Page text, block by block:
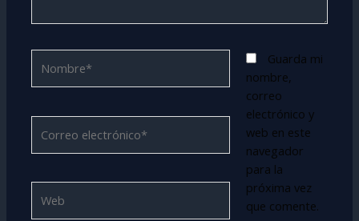
electrónico*
Guarda mi
nombre,
correo
electrónico y
web en este
navegador
para la
próxima vez
que comente.